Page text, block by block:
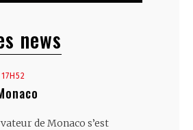
news
de Monaco s’est